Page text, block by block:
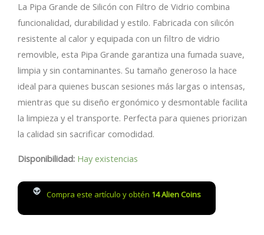
La Pipa Grande de Silicón con Filtro de Vidrio combina
funcionalidad, durabilidad y estilo. Fabricada con silicón
resistente al calor y equipada con un filtro de vidrio
removible, esta Pipa Grande garantiza una fumada suave,
limpia y sin contaminantes. Su tamaño generoso la hace
ideal para quienes buscan sesiones más largas o intensas,
mientras que su diseño ergonómico y desmontable facilita
la limpieza y el transporte. Perfecta para quienes priorizan
la calidad sin sacrificar comodidad.
Disponibilidad: Hay existencias
Compra este artículo y obtén 14Alien Coins